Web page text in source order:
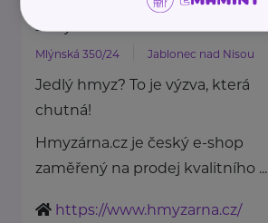
Hmyzárna.cz
Mlýnská 350/24 Jablonec nad Nisou
Jedlý hmyz? To je výzva, která
chutná!
Hmyzárna.cz je český e-shop
zaměřený na prodej kvalitního ...
https://www.hmyzarna.cz/